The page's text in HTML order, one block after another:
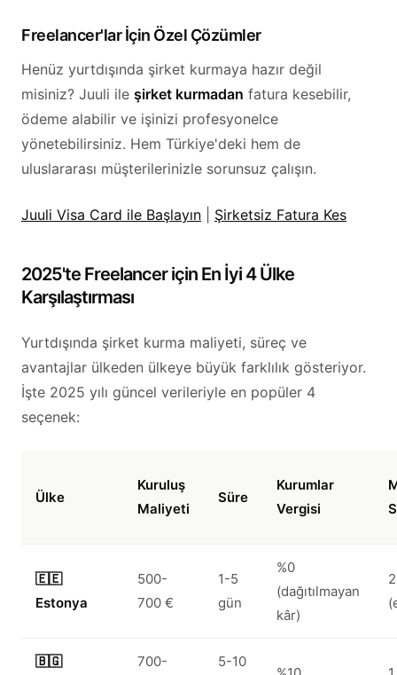
Freelancer'lar İçin Özel Çözümler
Henüz yurtdışında şirket kurmaya hazır değil
misiniz? Juuli ile şirket kurmadan fatura kesebilir,
ödeme alabilir ve işinizi profesyonelce
yönetebilirsiniz. Hem Türkiye'deki hem de
uluslararası müşterilerinizle sorunsuz çalışın.
Juuli Visa Card ile Başlayın Şirketsiz Fatura Kes
2025'te Freelancer için En İyi 4 Ülke
Karşılaştırması
Yurtdışında şirket kurma maliyeti, süreç ve
avantajlar ülkeden ülkeye büyük farklılık gösteriyor.
İşte 2025 yılı güncel verileriyle en popüler 4
seçenek:
Ülke
Kuruluş
Maliyeti
Süre
Kurumlar
Vergisi
🇪🇪
Estonya
500-
700 €
1-5
gün
%0
(dağıtılmayan
kâr)
🇧🇬 700- 5-10